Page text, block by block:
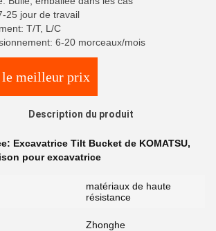
25 jour de travail
T/T, L/C
6-20 morceaux/mois
le meilleur prix
Description du produit
Excavatrice Tilt Bucket de KOMATSU,
pour excavatrice
matériaux de haute
résistance
Zhonghe